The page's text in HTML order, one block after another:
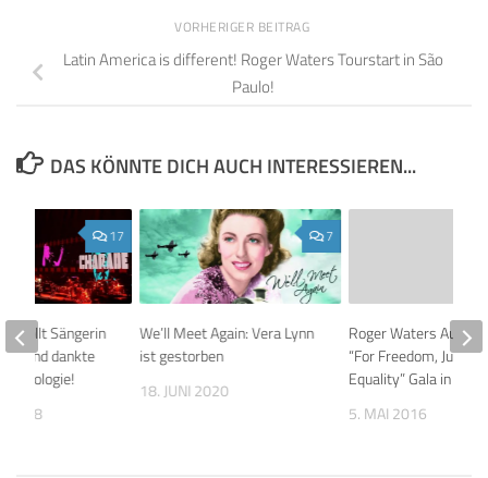
VORHERIGER BEITRAG
Latin America is different! Roger Waters Tourstart in São
Paulo!
DAS KÖNNTE DICH AUCH INTERESSIEREN...
7
We’ll Meet Again: Vera Lynn
ist gestorben
18. JUNI 2020
Roger Waters
“For Freedom,
Equality” Gala in New
5. MAI 2016
17
zollt Sängerin
und dankte
2018